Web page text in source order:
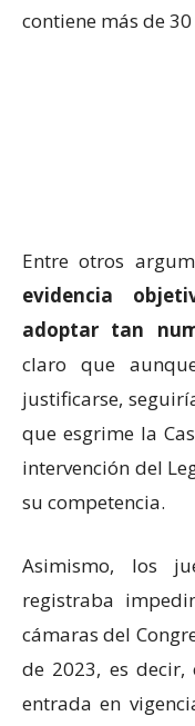
contiene más de
Entre otros
evidencia
adoptar tan
claro que
justificarse,
que esgrime la
intervención del
su competencia.
Asimismo, los
registraba
cámaras del
de 2023, es
entrada en